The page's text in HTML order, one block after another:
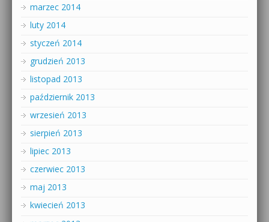
marzec 2014
luty 2014
styczeń 2014
grudzień 2013
listopad 2013
październik 2013
wrzesień 2013
sierpień 2013
lipiec 2013
czerwiec 2013
maj 2013
kwiecień 2013